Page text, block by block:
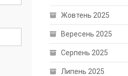
Жовтень 2025
Вересень 2025
Серпень 2025
Липень 2025